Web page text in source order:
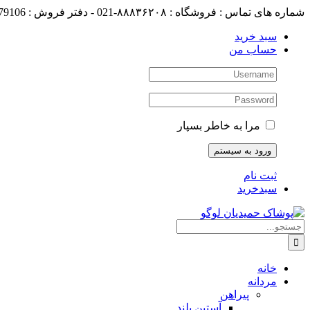
رفتن
محتوا
شماره های تماس : فروشگاه : ۸۸۸۳۶۲۰۸-021 - دفتر فروش : 88179106-021
سبد خرید
حساب من
مرا به خاطر بسپار
ثبت نام
سبدخرید
جستجو
برای:
خانه
مردانه
پیراهن
آستین بلند